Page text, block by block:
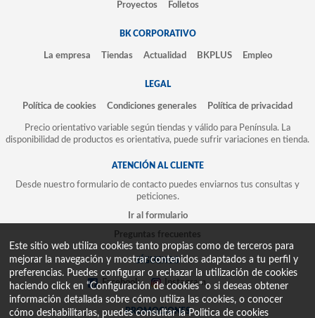
Proyectos Folletos
BK CORPORATIVO
La empresa Tiendas Actualidad BKPLUS Empleo
LEGAL
Política de cookies Condiciones generales Política de privacidad
Precio orientativo variable según tiendas y válido para Península. La
disponibilidad de productos es orientativa, puede sufrir variaciones en tienda.
ATENCIÓN AL CLIENTE
Desde nuestro formulario de contacto puedes enviarnos tus consultas y
peticiones.
Ir al formulario
Preguntas frecuentes
SÍGUENOS
Facebook Instagram
PROMOCIONES
Este sitio web utiliza cookies tanto propias como de terceros para
mejorar la navegación y mostrar contenidos adaptados a tu perfil y
preferencias. Puedes configurar o rechazar la utilización de cookies
haciendo click en “Configuración de cookies” o si deseas obtener
información detallada sobre cómo utiliza las cookies, o conocer
cómo deshabilitarlas, puedes consultar laPolitica de cookies